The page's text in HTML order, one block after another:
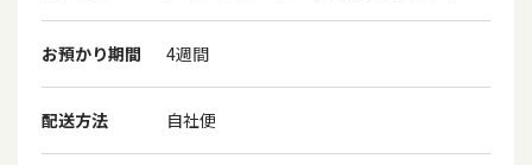
お預かり期間 4週間
配送方法 自社便